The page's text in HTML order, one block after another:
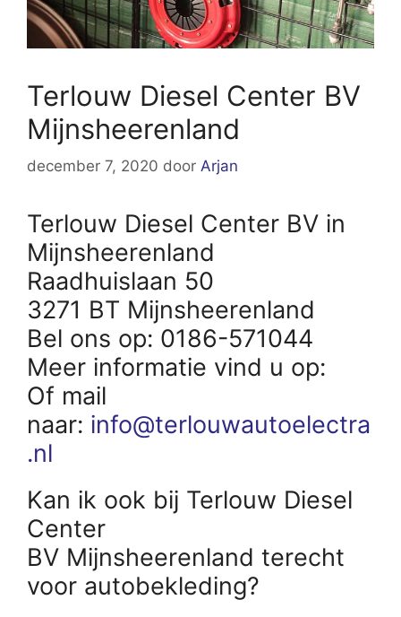
Terlouw Diesel Center BV
Mijnsheerenland
december 7, 2020 door Arjan
Terlouw Diesel Center BV in
Mijnsheerenland
Raadhuislaan 50
3271 BT Mijnsheerenland
Bel ons op: 0186-571044
Meer informatie vind u op:
Of mail
naar: info@terlouwautoelectra
.nl
Kan ik ook bij Terlouw Diesel
Center
BV Mijnsheerenland terecht
voor autobekleding?